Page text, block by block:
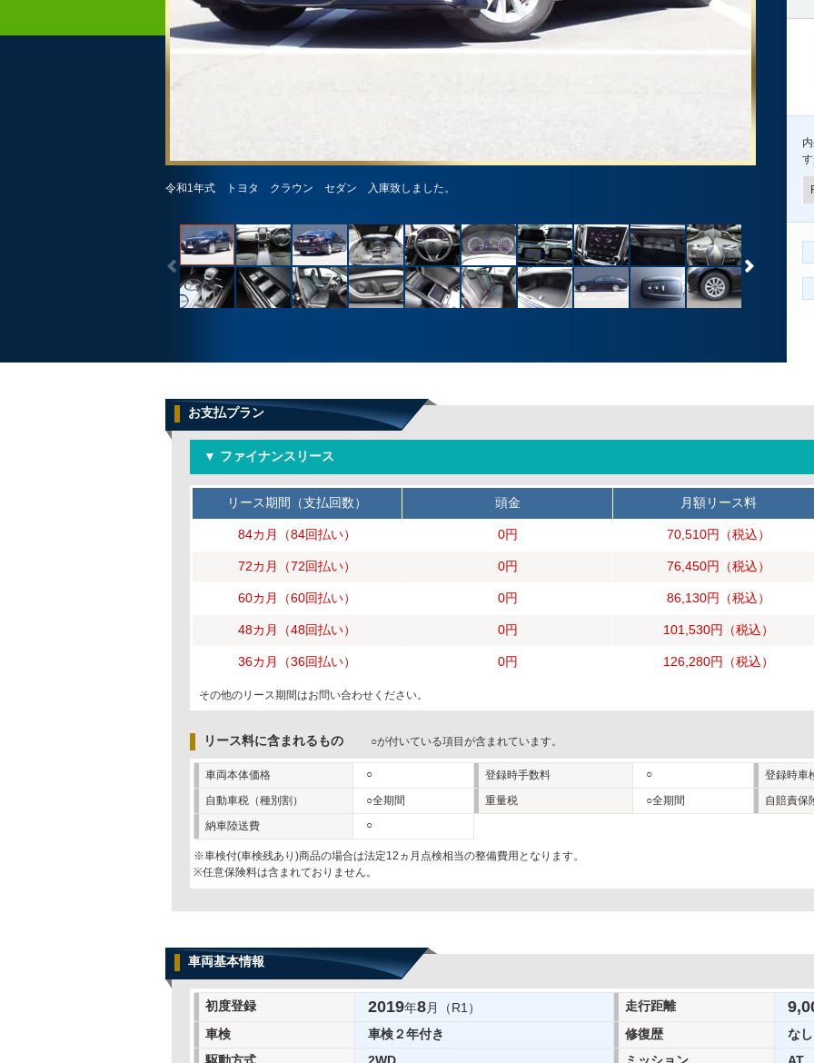
令和1年式 トヨタ クラウン セダン 入庫致しました。
お支払プラン
▼ ファイナンスリース
リース期間（支払回数） 頭金 月額リース料
84カ月（84回払い） 0円 70,510円 （税込）
72カ月（72回払い） 0円 76,450円 （税込）
60カ月（60回払い） 0円 86,130円 （税込）
48カ月（48回払い） 0円 101,530円 （税込）
36カ月（36回払い） 0円 126,280円 （税込）
その他のリース期間はお問い合わせください。
リース料に含まれるもの ○が付いている項目が含まれています。
車両本体価格 ○ 登録時手数料 ○ 登録時車
自動車税（種別割） ○全期間 重量税 ○全期間 自賠責保
納車陸送費
○
※車検付(車検残あり)商品の場合は法定12ヵ月点検相当の整備費用となります。
※任意保険料は含まれておりません。
車両基本情報
初度登録 2019年8月（R1） 走行距離
車検
車検２年付き 修復歴
なし